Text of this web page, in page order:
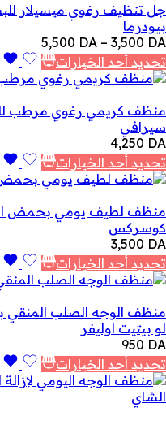
جل تنظيف رغوي ميسيلار
بيودرما
3,500 DA
–
5,500 DA
نطاق
السعر:
من
خلال
تحديد أحد الخيارات
منظف ​​كريمي رغوي مرطب
سيرافي
4,250 DA
تحديد أحد الخيارات
منظف ​​لطيف يومي بحمض
كوسركس
3,500 DA
تحديد أحد الخيارات
منظف ​​الوجه الصلب المنقي
لو بيتيت اوليفر
950 DA
تحديد أحد الخيارات